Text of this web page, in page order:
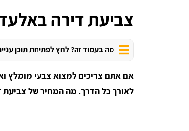
צביעת דירה
מה בעמוד זה? לחץ לפתיחת תוכן
אם אתם צריכים למצוא צבעי מומלץ
לאורך כל הדרך. מה המחיר של צביעת